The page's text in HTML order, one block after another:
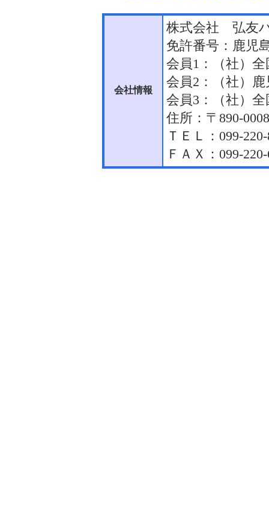
会社情報
株式会社 弘友
免許番号：鹿児
会員1：（社）
会員2：（社）
会員3：（社）
住所：〒890-
ＴＥＬ：099-
ＦＡＸ：099-